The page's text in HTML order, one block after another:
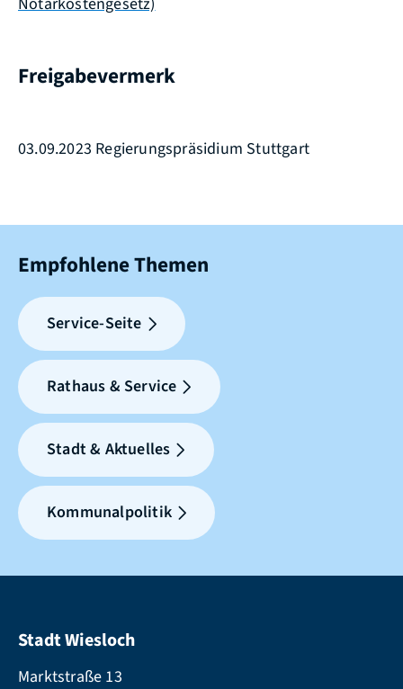
Freigabevermerk
03.09.2023 Regierungspräsidium Stuttgart
Empfohlene Themen
Service-Seite
Rathaus & Service
Stadt & Aktuelles
Kommunalpolitik
Stadt Wiesloch
Marktstraße 13